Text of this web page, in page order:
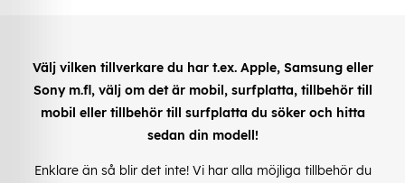
Välj vilken tillverkare du har t.ex. Apple, Samsung eller
Sony m.fl, välj om det är mobil, surfplatta, tillbehör till
mobil eller tillbehör till surfplatta du söker och hitta
sedan din modell!
Enklare än så blir det inte! Vi har alla möjliga tillbehör du